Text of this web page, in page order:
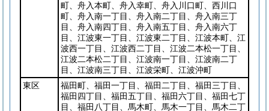
町、舟入本町、舟入幸町、舟入川口町、西川口
町、舟入南一丁目、舟入南二丁目、舟入南三丁
目、舟入南四丁目、舟入南五丁目、舟入南六丁
目、江波東一丁目、江波東二丁目、江波本町、江
波西一丁目、江波西二丁目、江波二本松一丁目、
江波二本松二丁目、江波南一丁目、江波南二丁
目、江波南三丁目、江波栄町、江波沖町
東区
福田町、福田一丁目、福田二丁目、福田三丁目、
福田四丁目、福田五丁目、福田六丁目、福田七丁
目、福田八丁目、馬木町、馬木一丁目、馬木二丁